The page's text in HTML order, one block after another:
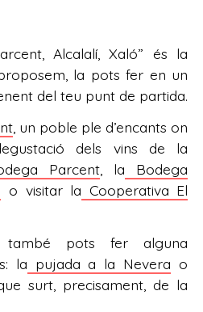
Alcalalí, Xaló” és la
la pots fer en un
del teu punt de partida.
, un poble ple d’encants on
dels vins de la
Parcent , la Bodega
o visitar la Cooperativa El
també pots fer alguna
la pujada a la Nevera o
surt, precisament, de la